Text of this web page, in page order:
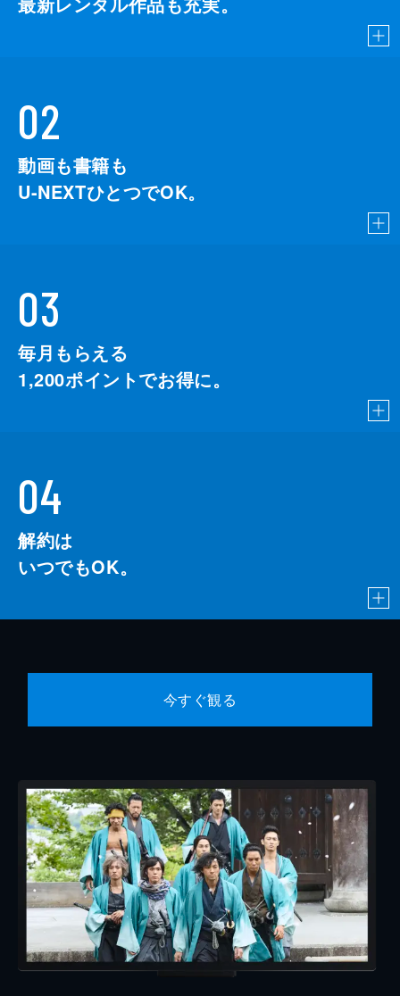
02
動画も書籍も
U-NEXTひとつでOK。
03
毎月もらえる
1,200ポイントでお得に。
04
解約は
いつでもOK。
今すぐ観る